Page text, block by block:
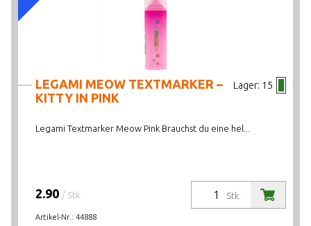
Lager: 15
LEGAMI MEOW TEXTMARKER –
KITTY IN PINK
Legami Textmarker Meow Pink Brauchst du eine hel...
Stk.
2.90 / Stk.
Artikel-Nr.: 44888